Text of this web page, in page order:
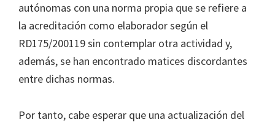
autónomas con una norma propia que se refiere a
la acreditación como elaborador según el
RD175/200119 sin contemplar otra actividad y,
además, se han encontrado matices discordantes
entre dichas normas.
Por tanto, cabe esperar que una actualización del